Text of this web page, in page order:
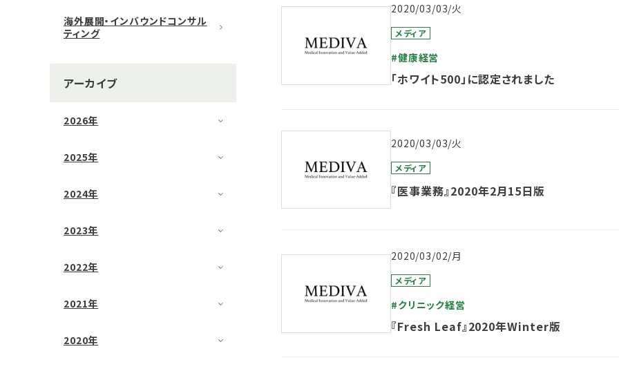
海外展開・インバウンドコンサル
ティング
アーカイブ
2026年
2025年
2024年
2023年
2022年
2021年
2020年
2020/03/03/火
メディア
#健康経営
「ホワイト500」に認定されました
2020/03/03/火
メディア
『医事業務』2020年2月15日版
2020/03/02/月
メディア
#クリニック経営
『Fresh Leaf』2020年Winter版